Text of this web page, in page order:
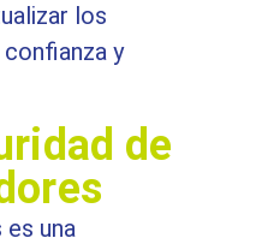
los
y
de
una